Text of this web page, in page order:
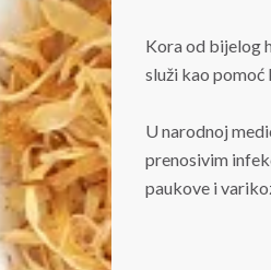
Kora od bijelog
služi kao pomoć
U narodnoj
prenosivim
paukove i